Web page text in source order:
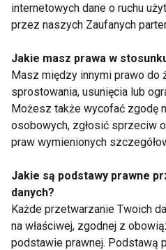
Maraton fitness
IFAA
internetowych dane o ruchu
przez naszych Zaufanych
Jakie masz prawa w
Masz między innymi prawo do
sprostowania, usunięcia lub
Możesz także wycofać zgodę
osobowych, zgłosić sprzeciw
praw wymienionych
Jakie są podstawy prawne
danych?
Każde przetwarzanie Twoich
na właściwej, zgodnej z
podstawie prawnej. Podstawą